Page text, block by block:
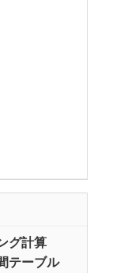
グ計算
テーブル​